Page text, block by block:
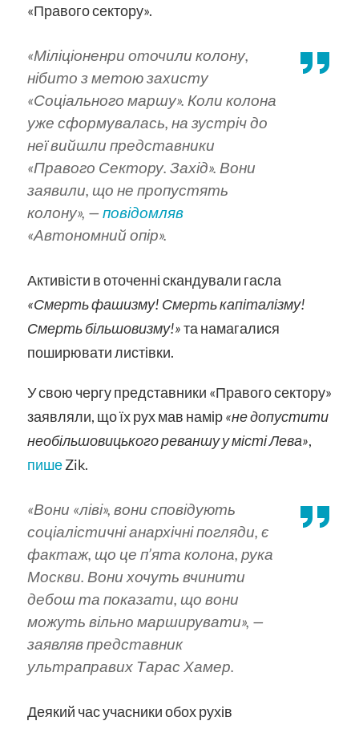
«Правого сектору».
«Міліціоненри оточили колону,
нібито з метою захисту
«Соціального маршу». Коли колона
уже сформувалась, на зустріч до
неї вийшли представники
«Правого Сектору. Захід». Вони
заявили, що не пропустять
колону», — повідомляв
«Автономний опір».
Активісти в оточенні скандували гасла
«Смерть фашизму! Смерть капіталізму!
Смерть більшовизму!»та намагалися
поширювати листівки.
У свою чергу представники «Правого сектору»
заявляли, що їх рух мав намір«не допустити
необільшовицького реваншу у місті Лева»,
пишеZik.
«Вони «ліві», вони сповідують
соціалістичні анархічні погляди, є
фактаж, що це п’ята колона, рука
Москви. Вони хочуть вчинити
дебош та показати, що вони
можуть вільно марширувати», —
заявляв представник
ультраправих Тарас Хамер.
Деякий час учасники обох рухів